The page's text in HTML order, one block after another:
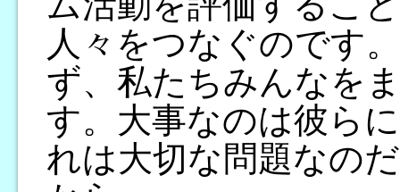
人々をつなぐのです
ず、私たちみんなを
す。大事なのは彼ら
れは大切な問題なの